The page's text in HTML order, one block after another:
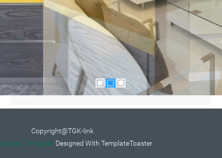
Copyright@TGK-link
Joomla Template Designed With TemplateToaster